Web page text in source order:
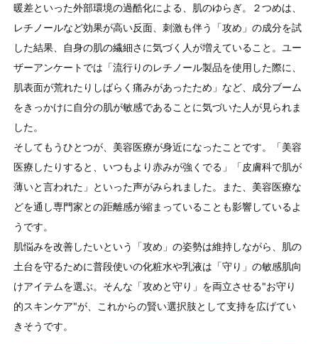
暖差といった外部環境の過酷化による、肌のゆらぎ。２つめは、
レチノールなど効果が高い反面、刺激も伴う「攻め」の成分を試
した結果、自身の肌の繊細さに気づく人が増えていること。ユー
ザーアンケートでは「流行りのレチノール製品を使用した際に、
肌表面が荒れたりしばらく痛みがあったため」など、成分ブーム
をきっかけに自分の肌が敏感であることに気づいた人が見られま
した。
そしてもうひとつが、美容医療が身近になったことです。「美容
医療したりすると、いつもより赤みが強くでる」「皮膚科で肌が
薄いと言われた」といった声がみられました。また、美容医療な
どを通し専門家との距離感が縮まっていることも影響しているよ
うです。
肌悩みを改善したいという「攻め」の姿勢は維持しながら、肌の
土台を守るために普段使いの化粧水や乳液は「守り」の敏感肌向
けアイテムを選ぶ。そんな「攻めと守り」を両立させる"お守り
的スキンケア"が、これからの賢い選択肢として支持を広げてい
きそうです。